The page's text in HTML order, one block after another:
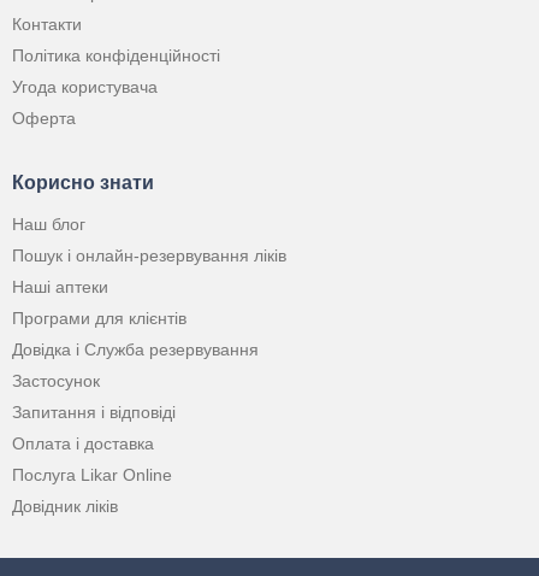
Контакти
Політика конфіденційності
Угода користувача
Оферта
Корисно знати
Наш блог
Пошук і онлайн-резервування ліків
Наші аптеки
Програми для клієнтів
Довідка і Служба резервування
Застосунок
Запитання і відповіді
Оплата і доставка
Послуга Likar Online
Довідник ліків